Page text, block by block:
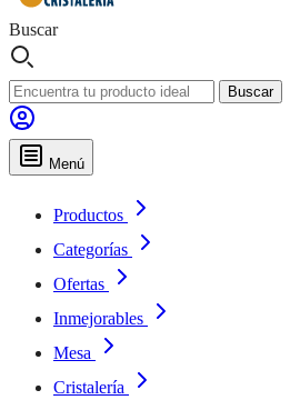
Buscar
Buscar
Menú
Productos
Categorías
Ofertas
Inmejorables
Mesa
Cristalería